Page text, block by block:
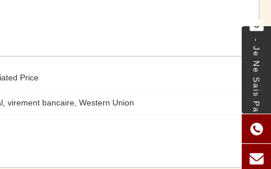
- Je Ne Sais Pas.
Price
virement bancaire, Western Union